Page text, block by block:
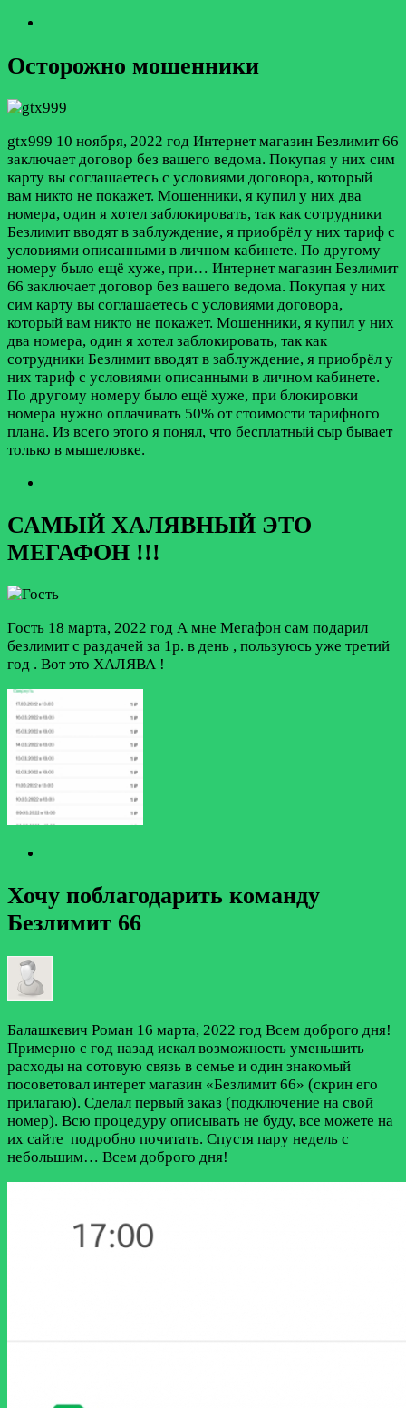
Осторожно мошенники
gtx999 10 ноября, 2022 год Интернет магазин Безлимит 66
заключает договор без вашего ведома. Покупая у них сим
карту вы соглашаетесь с условиями договора, который
вам никто не покажет. Мошенники, я купил у них два
номера, один я хотел заблокировать, так как сотрудники
Безлимит вводят в заблуждение, я приобрёл у них тариф с
условиями описанными в личном кабинете. По другому
номеру было ещё хуже, при… Интернет магазин Безлимит
66 заключает договор без вашего ведома. Покупая у них
сим карту вы соглашаетесь с условиями договора,
который вам никто не покажет. Мошенники, я купил у них
два номера, один я хотел заблокировать, так как
сотрудники Безлимит вводят в заблуждение, я приобрёл у
них тариф с условиями описанными в личном кабинете.
По другому номеру было ещё хуже, при блокировки
номера нужно оплачивать 50% от стоимости тарифного
плана. Из всего этого я понял, что бесплатный сыр бывает
только в мышеловке.
САМЫЙ ХАЛЯВНЫЙ ЭТО
МЕГАФОН !!!
Гость 18 марта, 2022 год А мне Мегафон сам подарил
безлимит с раздачей за 1р. в день , пользуюсь уже третий
год . Вот это ХАЛЯВА !
Хочу поблагодарить команду
Безлимит 66
Балашкевич Роман 16 марта, 2022 год Всем доброго дня!
Примерно с год назад искал возможность уменьшить
расходы на сотовую связь в семье и один знакомый
посоветовал интерет магазин «Безлимит 66» (скрин его
прилагаю). Сделал первый заказ (подключение на свой
номер). Всю процедуру описывать не буду, все можете на
их сайте подробно почитать. Спустя пару недель с
небольшим… Всем доброго дня!